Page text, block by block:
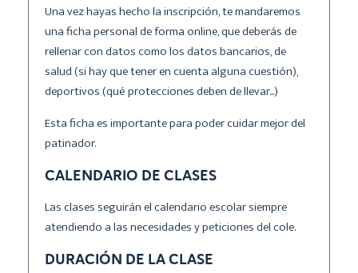
Una vez hayas hecho la inscripción, te mandaremos
una ficha personal de forma online, que deberás de
rellenar con datos como los datos bancarios, de
salud (si hay que tener en cuenta alguna cuestión),
deportivos (qué protecciones deben de llevar...)
Esta ficha es importante para poder cuidar mejor del
patinador.
CALENDARIO DE CLASES
Las clases seguirán el calendario escolar siempre
atendiendo a las necesidades y peticiones del cole.
DURACIÓN DE LA CLASE